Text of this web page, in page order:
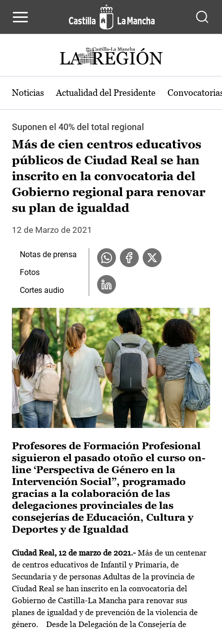
Noticias Actualidad del Presidente
Suponen el 40% del total regional
Más de cien centros educativos
públicos de Ciudad Real se han
inscrito en la convocatoria del
Gobierno regional para renovar
su plan de igualdad
12 de Marzo de 2021
Profesores de Formación Profesional
siguieron el pasado otoño el curso on-
line ‘Perspectiva de Género en la
Intervención Social”, programado
gracias a la colaboración de las
delegaciones provinciales de las
consejerías de Educación, Cultura y
Deportes y de Igualdad
Ciudad Real, 12 de marzo de 2021.- Más de un centenar
de centros educativos de Infantil y Primaria, de
Secundaria y de personas Adultas de la provincia de
Ciudad Real se han inscrito en la convocatoria del
Gobierno de Castilla-La Mancha para renovar sus
planes de igualdad y de prevención de la violencia de
género. Desde la Delegación de la Consejería de
Notas de prensa
Fotos
Cortes audio